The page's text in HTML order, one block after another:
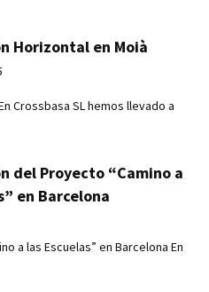
Horizontal en Moià
Crossbasa SL hemos llevado a
del Proyecto “Camino a
en Barcelona
a las Escuelas” en Barcelona En